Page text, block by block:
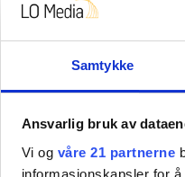
Samtykke
Ansvarlig bruk av
Vi og våre 21 partnerne
informasjonskapsler for